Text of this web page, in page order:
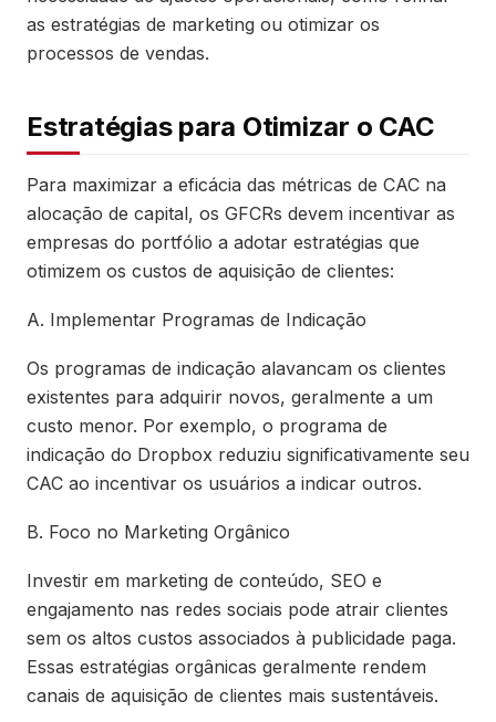
as estratégias de marketing ou otimizar os
processos de vendas.
Estratégias para Otimizar o CAC
Para maximizar a eficácia das métricas de CAC na
alocação de capital, os GFCRs devem incentivar as
empresas do portfólio a adotar estratégias que
otimizem os custos de aquisição de clientes:
A. Implementar Programas de Indicação
Os programas de indicação alavancam os clientes
existentes para adquirir novos, geralmente a um
custo menor. Por exemplo, o programa de
indicação do Dropbox reduziu significativamente seu
CAC ao incentivar os usuários a indicar outros.
B. Foco no Marketing Orgânico
Investir em marketing de conteúdo, SEO e
engajamento nas redes sociais pode atrair clientes
sem os altos custos associados à publicidade paga.
Essas estratégias orgânicas geralmente rendem
canais de aquisição de clientes mais sustentáveis.